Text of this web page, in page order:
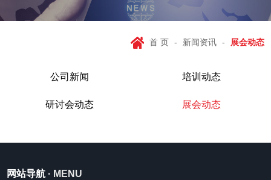
首 页 - 新闻资讯 - 展会动态
公司新闻 培训动态
研讨会动态 展会动态
网站导航 · MENU